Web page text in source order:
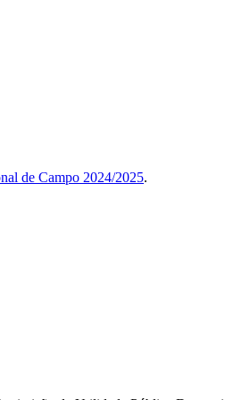
de Campo 2024/2025.